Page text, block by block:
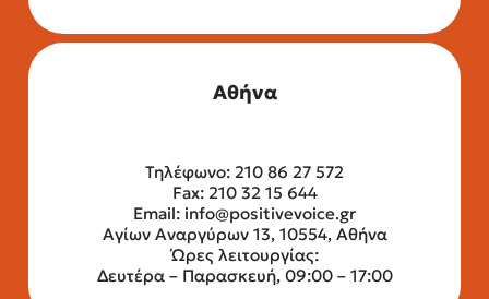
Αθήνα
Τηλέφωνο: 210 86 27 572
Fax: 210 32 15 644
Email: info@positivevoice.gr
Αγίων Αναργύρων 13, 10554, Αθήνα
Ώρες λειτουργίας:
Δευτέρα – Παρασκευή, 09:00 – 17:00